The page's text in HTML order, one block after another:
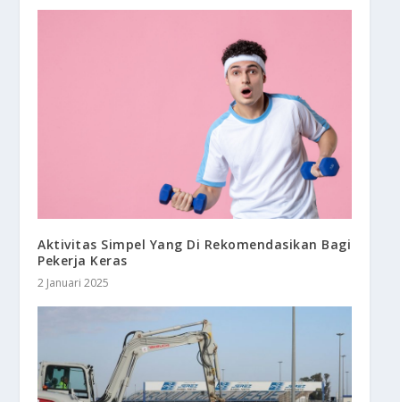
Aktivitas Simpel Yang Di Rekomendasikan Bagi
Pekerja Keras
2 Januari 2025